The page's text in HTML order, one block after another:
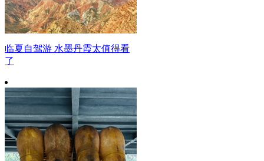
临夏自驾游 水墨丹霞太值得看
了